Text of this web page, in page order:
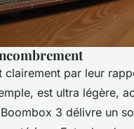
clairement par leur
est ultra légère,
3 délivre un